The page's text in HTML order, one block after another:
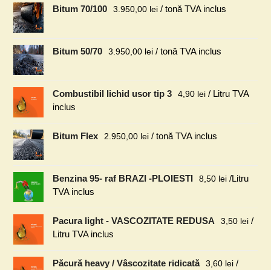
Bitum 70/100 3.950,00 lei / tonă TVA inclus
Bitum 50/70 3.950,00 lei / tonă TVA inclus
Combustibil lichid usor tip 3 4,90 lei / Litru TVA
inclus
Bitum Flex 2.950,00 lei / tonă TVA inclus
Benzina 95- raf BRAZI -PLOIESTI 8,50 lei /Litru
TVA inclus
Pacura light - VASCOZITATE REDUSA 3,50 lei /
Litru TVA inclus
Păcură heavy / Vâscozitate ridicată 3,60 lei /